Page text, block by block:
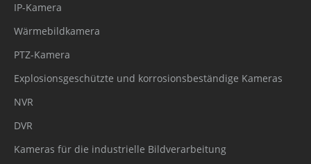
IP-Kamera
Wärmebildkamera
PTZ-Kamera
Explosionsgeschützte und korrosionsbeständige Kameras
NVR
DVR
Kameras für die industrielle Bildverarbeitung